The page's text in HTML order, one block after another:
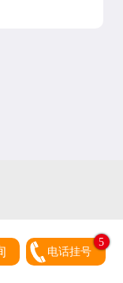
电话挂号
5